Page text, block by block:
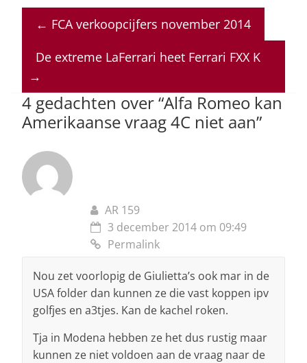
at
s
A
p
c
e
b
o
k
k
e
dI
re
a
d
ai
l
← FCA verkoopcijfers november 2014
De extreme LaFerrari heet Ferrari FXX K
→
4 gedachten over “Alfa Romeo kan
Amerikaanse vraag 4C niet aan”
AR 159
3 december 2014 om 09:49
Permalink
Nou zet voorlopig de Giulietta’s ook mar in de
USA folder dan kunnen ze die vast koppen ipv
golfjes en a3tjes. Kan de kachel roken.
Tja in Modena hebben ze het dus rustig maar
kunnen ze niet voldoen aan de vraag naar de